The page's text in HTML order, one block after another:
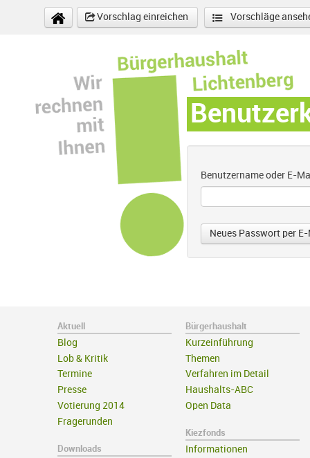
Direkt zum Inhalt
Vorschlag einreichen
Vorschläge
Benutzername oder E-
Aktuell
Blog
Lob & Kritik
Termine
Presse
Votierung 2014
Fragerunden
Downloads
Bürgerhaushalt
Kurzeinführung
Themen
Verfahren im Detail
Haushalts-ABC
Open Data
Kiezfonds
Informationen